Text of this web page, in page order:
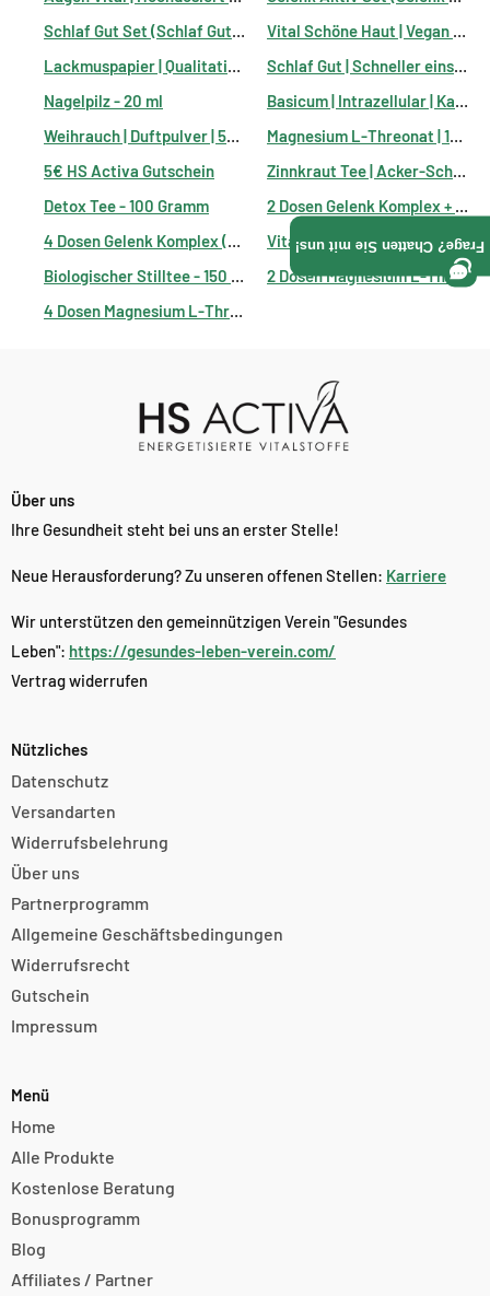
Schlaf Gut Set (Schlaf Gut + Magnesium L-Threonat + Gute Laune)
Vital Schöne Haut | Vegan | 60 Kapseln
Lackmuspapier | Qualitatives pH-Testpapier | 5 m
Schlaf Gut | Schneller einschlafen
Nagelpilz - 20 ml
Basicum | Intrazellular | Kaliumbicarbonat | 300 g
Weihrauch | Duftpulver | 50 Gramm
Magnesium L-Threonat | 120 Kapseln
5€ HS Activa Gutschein
Zinnkraut Tee | Acker-Schachtelhalm | Equisetum arvense L | 100 Gramm
Detox Tee - 100 Gramm
2 Dosen Gelenk Komplex + 1 Dose Bor & Magnesium gratis dazu!
4 Dosen Gelenk Komplex (Preis von 3) + 1 Dose Bor & Magnesium gratis dazu!
VitalKräuter-Tee - 150 Gramm
Biologischer Stilltee - 150 Gramm
2 Dosen Magnesium L-Threonat + 1 Dose Schlaf Gut gratis dazu!
4 Dosen Magnesium L-Threonat (Preis von 3) + 1 Dose Schlaf Gut gratis dazu!
Über uns
Ihre Gesundheit steht bei uns an erster Stelle!
Neue Herausforderung? Zu unseren offenen Stellen: Karriere
Wir unterstützen den gemeinnützigen Verein "Gesundes
Leben": https://gesundes-leben-verein.com/
Vertrag widerrufen
Nützliches
Datenschutz
Versandarten
Widerrufsbelehrung
Über uns
Partnerprogramm
Allgemeine Geschäftsbedingungen
Widerrufsrecht
Gutschein
Impressum
Menü
Home
Alle Produkte
Kostenlose Beratung
Bonusprogramm
Blog
Affiliates / Partner
Frage? Chatten Sie mit uns!